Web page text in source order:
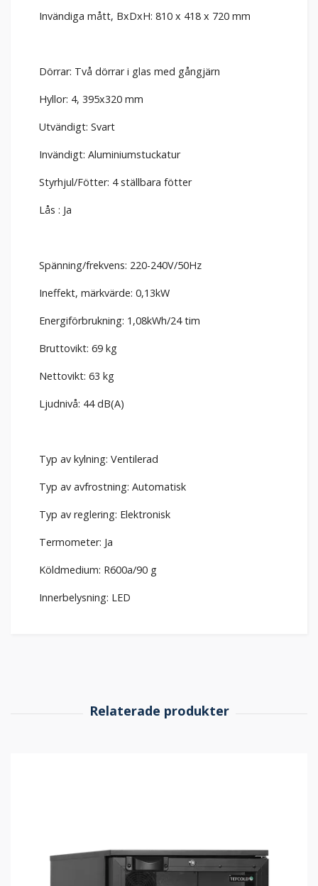
Invändiga mått, BxDxH: 810 x 418 x 720 mm
Dörrar: Två dörrar i glas med gångjärn
Hyllor: 4, 395x320 mm
Utvändigt: Svart
Invändigt: Aluminiumstuckatur
Styrhjul/Fötter: 4 ställbara fötter
Lås : Ja
Spänning/frekvens: 220-240V/50Hz
Ineffekt, märkvärde: 0,13kW
Energiförbrukning: 1,08kWh/24 tim
Bruttovikt: 69 kg
Nettovikt: 63 kg
Ljudnivå: 44 dB(A)
Typ av kylning: Ventilerad
Typ av avfrostning: Automatisk
Typ av reglering: Elektronisk
Termometer: Ja
Köldmedium: R600a/90 g
Innerbelysning: LED